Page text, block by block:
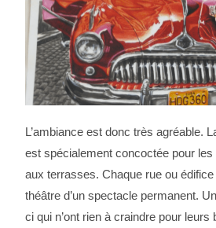
L’ambiance est donc très agréable.
est spécialement concoctée pour
aux terrasses. Chaque rue ou
théâtre d’un spectacle permanent.
ci qui n’ont rien à craindre pour leurs